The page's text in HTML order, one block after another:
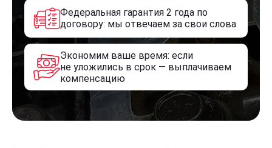
Федеральная гарантия 2 года по
договору: мы отвечаем за свои слова
Экономим ваше время: если
не уложились в срок — выплачиваем
компенсацию